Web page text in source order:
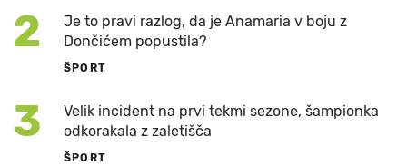
2
Je to pravi razlog, da je Anamaria v boju z
Dončićem popustila?
ŠPORT
3
Velik incident na prvi tekmi sezone, šampionka
odkorakala z zaletišča
ŠPORT